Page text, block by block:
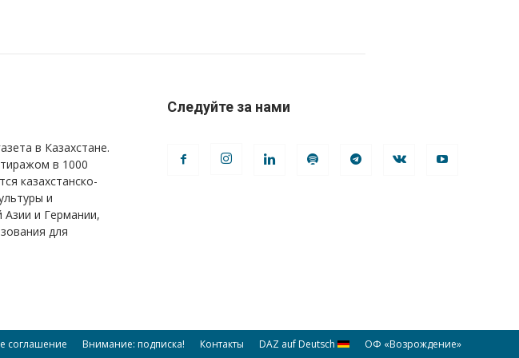
в Казахстане.
в 1000
казахстанско-
и
и Германии,
для
Следуйте за нами
соглашение Внимание: подписка! Контакты DAZ auf Deutsch ОФ «Возрождение»